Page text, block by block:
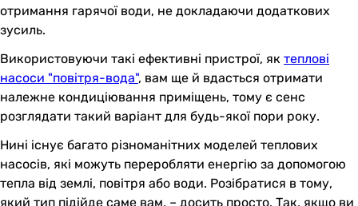
отримання гарячої води, не докладаючи додаткових
зусиль.
Використовуючи такі ефективні пристрої, як теплові
насоси "повітря-вода", вам ще й вдасться отримати
належне кондиціювання приміщень, тому є сенс
розглядати такий варіант для будь-якої пори року.
Нині існує багато різноманітних моделей теплових
насосів, які можуть переробляти енергію за допомогою
тепла від землі, повітря або води. Розібратися в тому,
який тип підійде саме вам, – досить просто. Так, якщо ви